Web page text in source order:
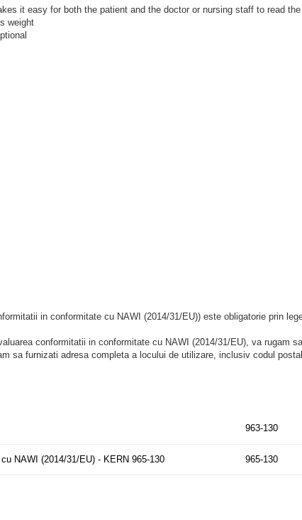
it easy for both the patient and the doctor or nursing staff to read
weight
in conformitate cu NAWI (2014/31/EU)) este obligatorie prin
conformitatii in conformitate cu NAWI (2014/31/EU), va rugam
sa furnizati adresa completa a locului de utilizare, inclusiv codul postal.
963-130
NAWI (2014/31/EU) - KERN 965-130 965-130